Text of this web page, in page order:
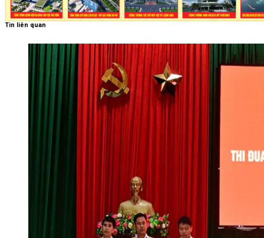
Tin liên quan